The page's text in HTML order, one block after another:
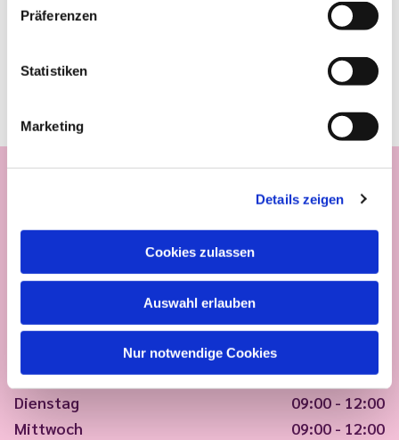
Präferenzen
Statistiken
Marketing
Details zeigen
Cookies zulassen
Auswahl erlauben
Nur notwendige Cookies
Montag
09:00 - 12:00
Dienstag
09:00 - 12:00
Mittwoch
09:00 - 12:00